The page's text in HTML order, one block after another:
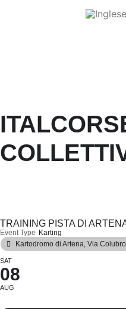
TRAINING PISTA DI
Event Type Karting
Kartodromo di Artena , Via
SAT
08
AUG